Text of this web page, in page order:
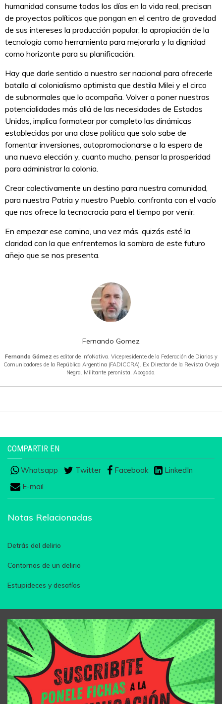
humanidad consume todos los días en la vida real, precisan
de proyectos políticos que pongan en el centro de gravedad
de sus intereses la producción popular, la apropiación de la
tecnología como herramienta para mejorarla y la dignidad
como horizonte para su planificación.
Hay que darle sentido a nuestro ser nacional para ofrecerle
batalla al colonialismo optimista que destila Milei y el circo
de subnormales que lo acompaña. Volver a poner nuestras
potencialidades más allá de las necesidades de Estados
Unidos, implica formatear por completo las dinámicas
establecidas por una clase política que solo sabe de
fomentar inversiones, autopromocionarse a la espera de
una nueva elección y, cuanto mucho, pensar la prosperidad
para administrar la colonia.
Crear colectivamente un destino para nuestra comunidad,
para nuestra Patria y nuestro Pueblo, confronta con el vacío
que nos ofrece la tecnocracia para el tiempo por venir.
En empezar ese camino, una vez más, quizás esté la
claridad con la que enfrentemos la sombra de este futuro
añejo que se nos presenta.
Fernando Gomez
Fernando Gómez es editor de InfoNativa. Vicepresidente de la Federación de Diarios y
Comunicadores de la República Argentina (FADICCRA). Ex Director de la Revista Oveja
Negra. Militante peronista. Abogado.
COMPARTIR EN
Whatsapp Twitter Facebook
LinkedIn
E-mail
Notas Relacionadas
Detrás del delirio
Contornos de un delirio
Estupideces y desafíos